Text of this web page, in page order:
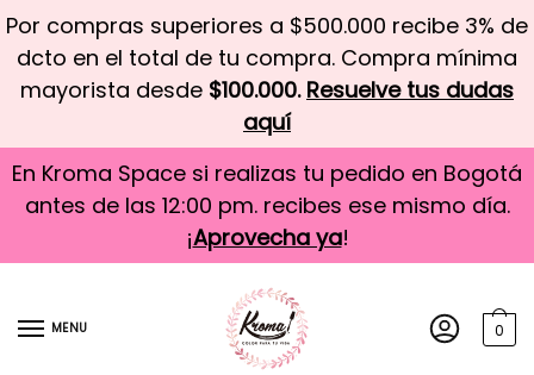
Por compras superiores a $500.000 recibe 3% de
dcto en el total de tu compra. Compra mínima
mayorista desde $100.000. Resuelve tus dudas
aquí
En Kroma Space si realizas tu pedido en Bogotá
antes de las 12:00 pm. recibes ese mismo día.
¡Aprovecha ya!
MENU 0